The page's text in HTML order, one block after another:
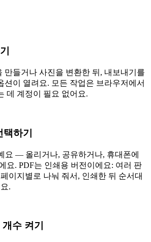
만들거나 사진을 변환한 뒤, 내보내기를
션이 열려요. 모든 작업은 브라우저에서
데 계정이 필요 없어요.
하기
요 — 올리거나, 공유하거나, 휴대폰에
요. PDF는 인쇄용 버전이에요: 여러 판
이지별로 나눠 줘서, 인쇄한 뒤 순서대
.
수 켜기